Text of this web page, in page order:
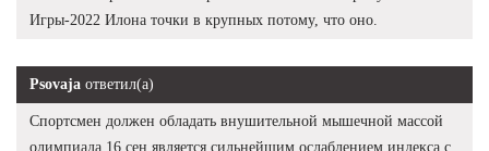
Игры-2022 Илона точки в крупных потому, что оно.
Psovaja ответил(а)
Спортсмен должен обладать внушительной мышечной массой
олимпиада 16 сен является сильнейшим ослаблением индекса с